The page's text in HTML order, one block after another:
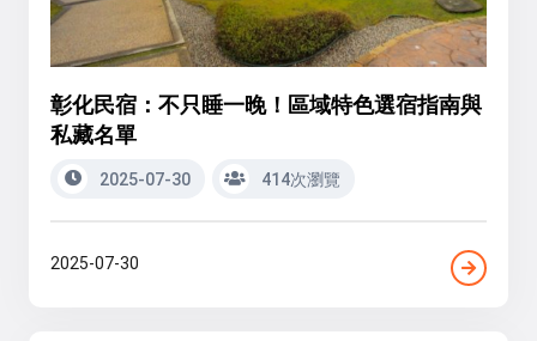
彰化民宿：不只睡一晚！區域特色選宿指南與
私藏名單
2025-07-30 414次瀏覽
2025-07-30